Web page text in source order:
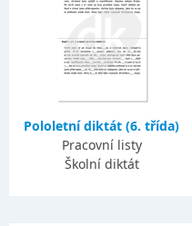
Pololetní diktát (6. třída)
Pracovní listy
Školní diktát